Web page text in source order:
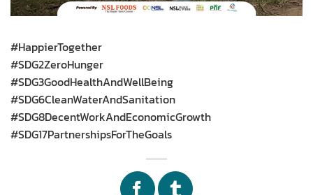
#HappierTogether
#SDG2ZeroHunger
#SDG3GoodHealthAndWellBeing
#SDG6CleanWaterAndSanitation
#SDG8DecentWorkAndEconomicGrowth
#SDG17PartnershipsForTheGoals